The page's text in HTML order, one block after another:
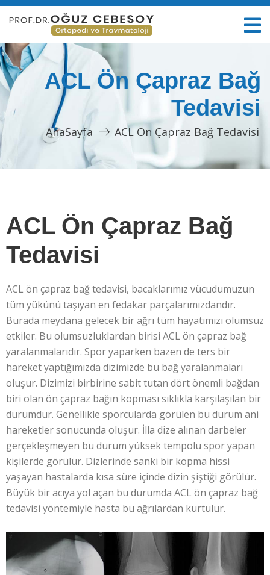
ACL Ön Çapraz Bağ
Tedavisi
AnaSayfa ACL Ön Çapraz Bağ Tedavisi
ACL Ön Çapraz Bağ
Tedavisi
ACL ön çapraz bağ tedavisi, bacaklarımız vücudumuzun
tüm yükünü taşıyan en fedakar parçalarımızdandır.
Burada meydana gelecek bir ağrı tüm hayatımızı olumsuz
etkiler. Bu olumsuzluklardan birisi ACL ön çapraz bağ
yaralanmalarıdır. Spor yaparken bazen de ters bir
hareket yaptığımızda dizimizde bu bağ yaralanmaları
oluşur. Dizimizi birbirine sabit tutan dört önemli bağdan
biri olan ön çapraz bağın kopması sıklıkla karşılaşılan bir
durumdur. Genellikle sporcularda görülen bu durum ani
hareketler sonucunda oluşur. İlla dize alınan darbeler
gerçekleşmeyen bu durum yüksek tempolu spor yapan
kişilerde görülür. Dizlerinde sanki bir kopma hissi
yaşayan hastalarda kısa süre içinde dizin şiştiği görülür.
Büyük bir acıya yol açan bu durumda ACL ön çapraz bağ
tedavisi yöntemiyle hasta bu ağrılardan kurtulur.